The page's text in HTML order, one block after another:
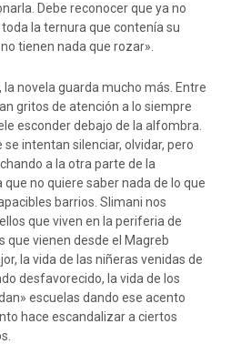
Debe reconocer que ya no
la ternura que contenía su
tienen nada que rozar».
novela guarda mucho más. Entre
gritos de atención a lo siempre
esconder debajo de la alfombra.
intentan silenciar, olvidar, pero
a la otra parte de la
que no quiere saber nada de lo que
barrios. Slimani nos
que viven en la periferia de
que vienen desde el Magreb
la vida de las niñeras venidas de
desfavorecido, la vida de los
escuelas dando ese acento
hace escandalizar a ciertos